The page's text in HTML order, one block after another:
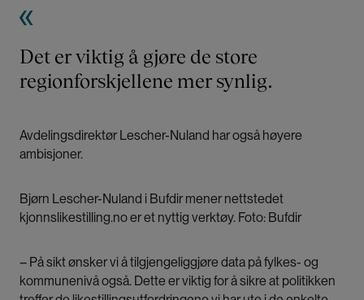
Det er viktig å gjøre de store
regionforskjellene mer synlig.
Avdelingsdirektør Lescher-Nuland har også høyere
ambisjoner.
Bjørn Lescher-Nuland i Bufdir mener nettstedet
kjonnslikestilling.no er et nyttig verktøy. Foto: Bufdir
– På sikt ønsker vi å tilgjengeliggjøre data på fylkes- og
kommunenivå også. Dette er viktig for å sikre at politikken